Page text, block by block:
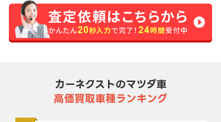
カーネクストのマツダ車
高価買取車種ランキング